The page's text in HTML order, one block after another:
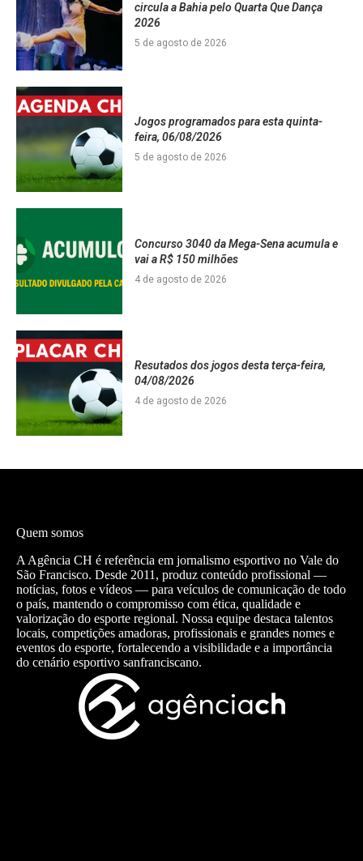
circula a Bahia pelo Quarta Que Dança
2026
5 de agosto de 2026
Jogos programados para esta quinta-
feira, 06/08/2026
5 de agosto de 2026
Concurso 3040 da Mega-Sena acumula e
vai a R$ 150 milhões
4 de agosto de 2026
Resutados dos jogos desta terça-feira,
04/08/2026
4 de agosto de 2026
Quem somos
A Agência CH é referência em jornalismo esportivo no Vale do
São Francisco. Desde 2011, produz conteúdo profissional —
notícias, fotos e vídeos — para veículos de comunicação de todo
o país, mantendo o compromisso com ética, qualidade e
valorização do esporte regional. Nossa equipe destaca talentos
locais, competições amadoras, profissionais e grandes nomes e
eventos do esporte, fortalecendo a visibilidade e a importância
do cenário esportivo sanfranciscano.